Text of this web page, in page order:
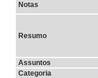
Notas
Resumo
Assuntos
Categoria